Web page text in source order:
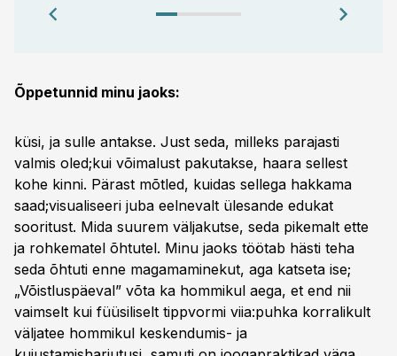
Õppetunnid minu jaoks:
küsi, ja sulle antakse. Just seda, milleks parajasti
valmis oled;kui võimalust pakutakse, haara sellest
kohe kinni. Pärast mõtled, kuidas sellega hakkama
saad;visualiseeri juba eelnevalt ülesande edukat
sooritust. Mida suurem väljakutse, seda pikemalt ette
ja rohkematel õhtutel. Minu jaoks töötab hästi teha
seda õhtuti enne magamaminekut, aga katseta ise;
„Võistluspäeval” võta ka hommikul aega, et end nii
vaimselt kui füüsiliselt tippvormi viia:puhka korralikult
väljatee hommikul keskendumis- ja